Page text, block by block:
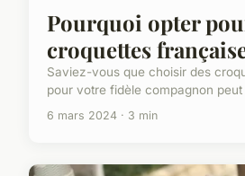
Pourquoi opter
croquettes
Saviez-vous que choisir des
pour votre fidèle compagnon
6 mars 2024 · 3 min